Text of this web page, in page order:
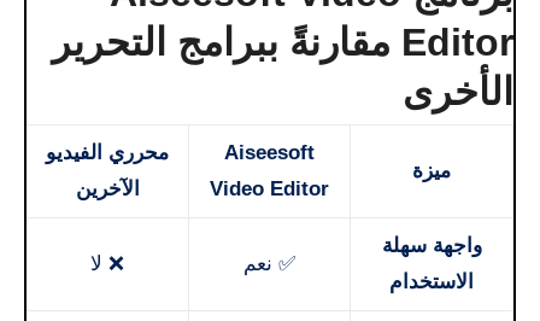
Editor مقارنةً ببرامج التحرير
الأخرى
ميزة
Aiseesoft
Video Editor
محرري الفيديو
الآخرين
واجهة سهلة
الاستخدام
✅ نعم ❌ لا